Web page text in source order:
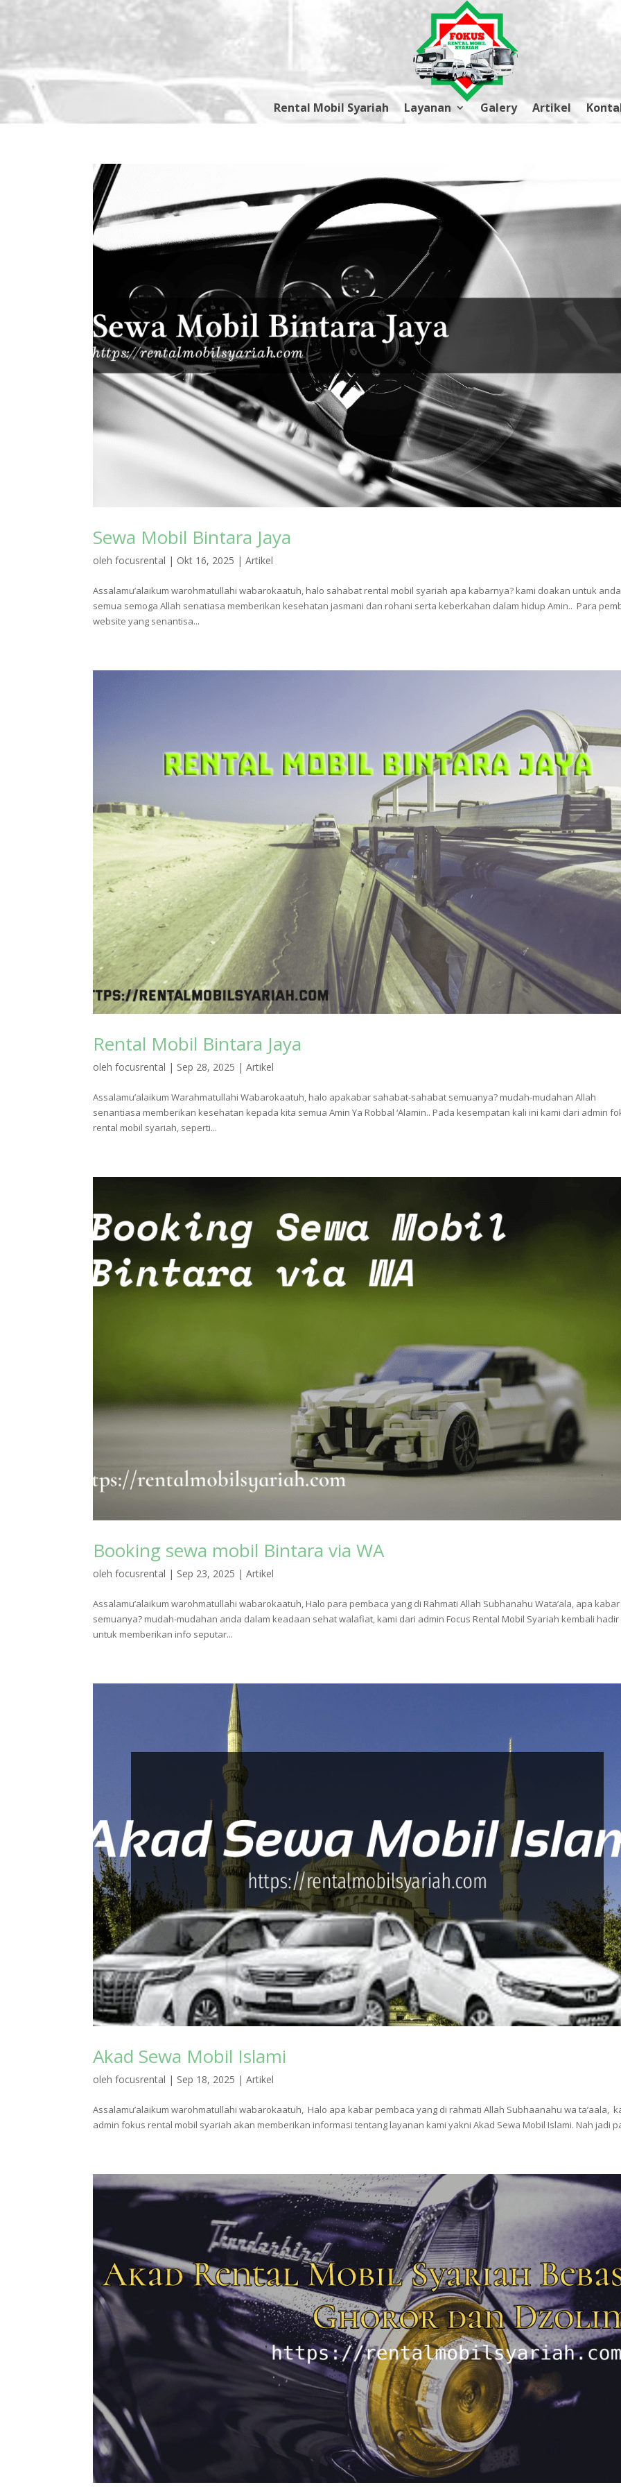
Rental Mobil Syariah Layanan Galery Artikel
Sewa Mobil Bintara Jaya
olehfocusrental | Okt 16, 2025 |Artikel
Assalamu’alaikum warohmatullahi wabarokaatuh, halo sahabat rental mobil syariah apa kabarnya? kami doakan untuk anda
semua semoga Allah senatiasa memberikan kesehatan jasmani dan rohani serta keberkahan dalam hidup Amin.. Para
website yang senantisa...
Rental Mobil Bintara Jaya
olehfocusrental | Sep 28, 2025 |Artikel
Assalamu’alaikum Warahmatullahi Wabarokaatuh, halo apakabar sahabat-sahabat semuanya? mudah-mudahan Allah
senantiasa memberikan kesehatan kepada kita semua Amin Ya Robbal ‘Alamin.. Pada kesempatan kali ini kami dari admin
rental mobil syariah, seperti...
Booking sewa mobil Bintara via WA
olehfocusrental | Sep 23, 2025 |Artikel
Assalamu’alaikum warohmatullahi wabarokaatuh, Halo para pembaca yang di Rahmati Allah Subhanahu Wata’ala, apa kabar
semuanya? mudah-mudahan anda dalam keadaan sehat walafiat, kami dari admin Focus Rental Mobil Syariah kembali hadir
untuk memberikan info seputar...
Akad Sewa Mobil Islami
olehfocusrental | Sep 18, 2025 |Artikel
Assalamu’alaikum warohmatullahi wabarokaatuh, Halo apa kabar pembaca yang di rahmati Allah Subhaanahu wa ta’aala,
admin fokus rental mobil syariah akan memberikan informasi tentang layanan kami yakni Akad Sewa Mobil Islami. Nah jadi